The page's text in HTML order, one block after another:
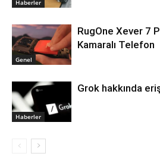
Haberler
Genel
RugOne Xever 7
Kamaralı Telefon
Haberler
Grok hakkında